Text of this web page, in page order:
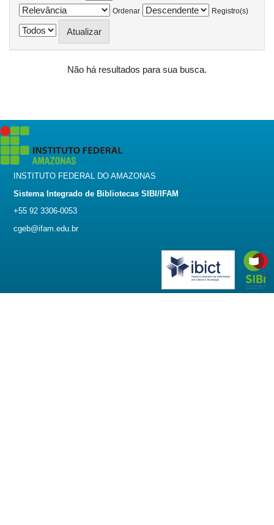
Ordenar
Registro(s)
Não há resultados para sua busca.
INSTITUTO FEDERAL DO AMAZONAS
Sistema Integrado de Bibliotecas SIBI/IFAM
+55 92 3306-0053
cgeb@ifam.edu.br